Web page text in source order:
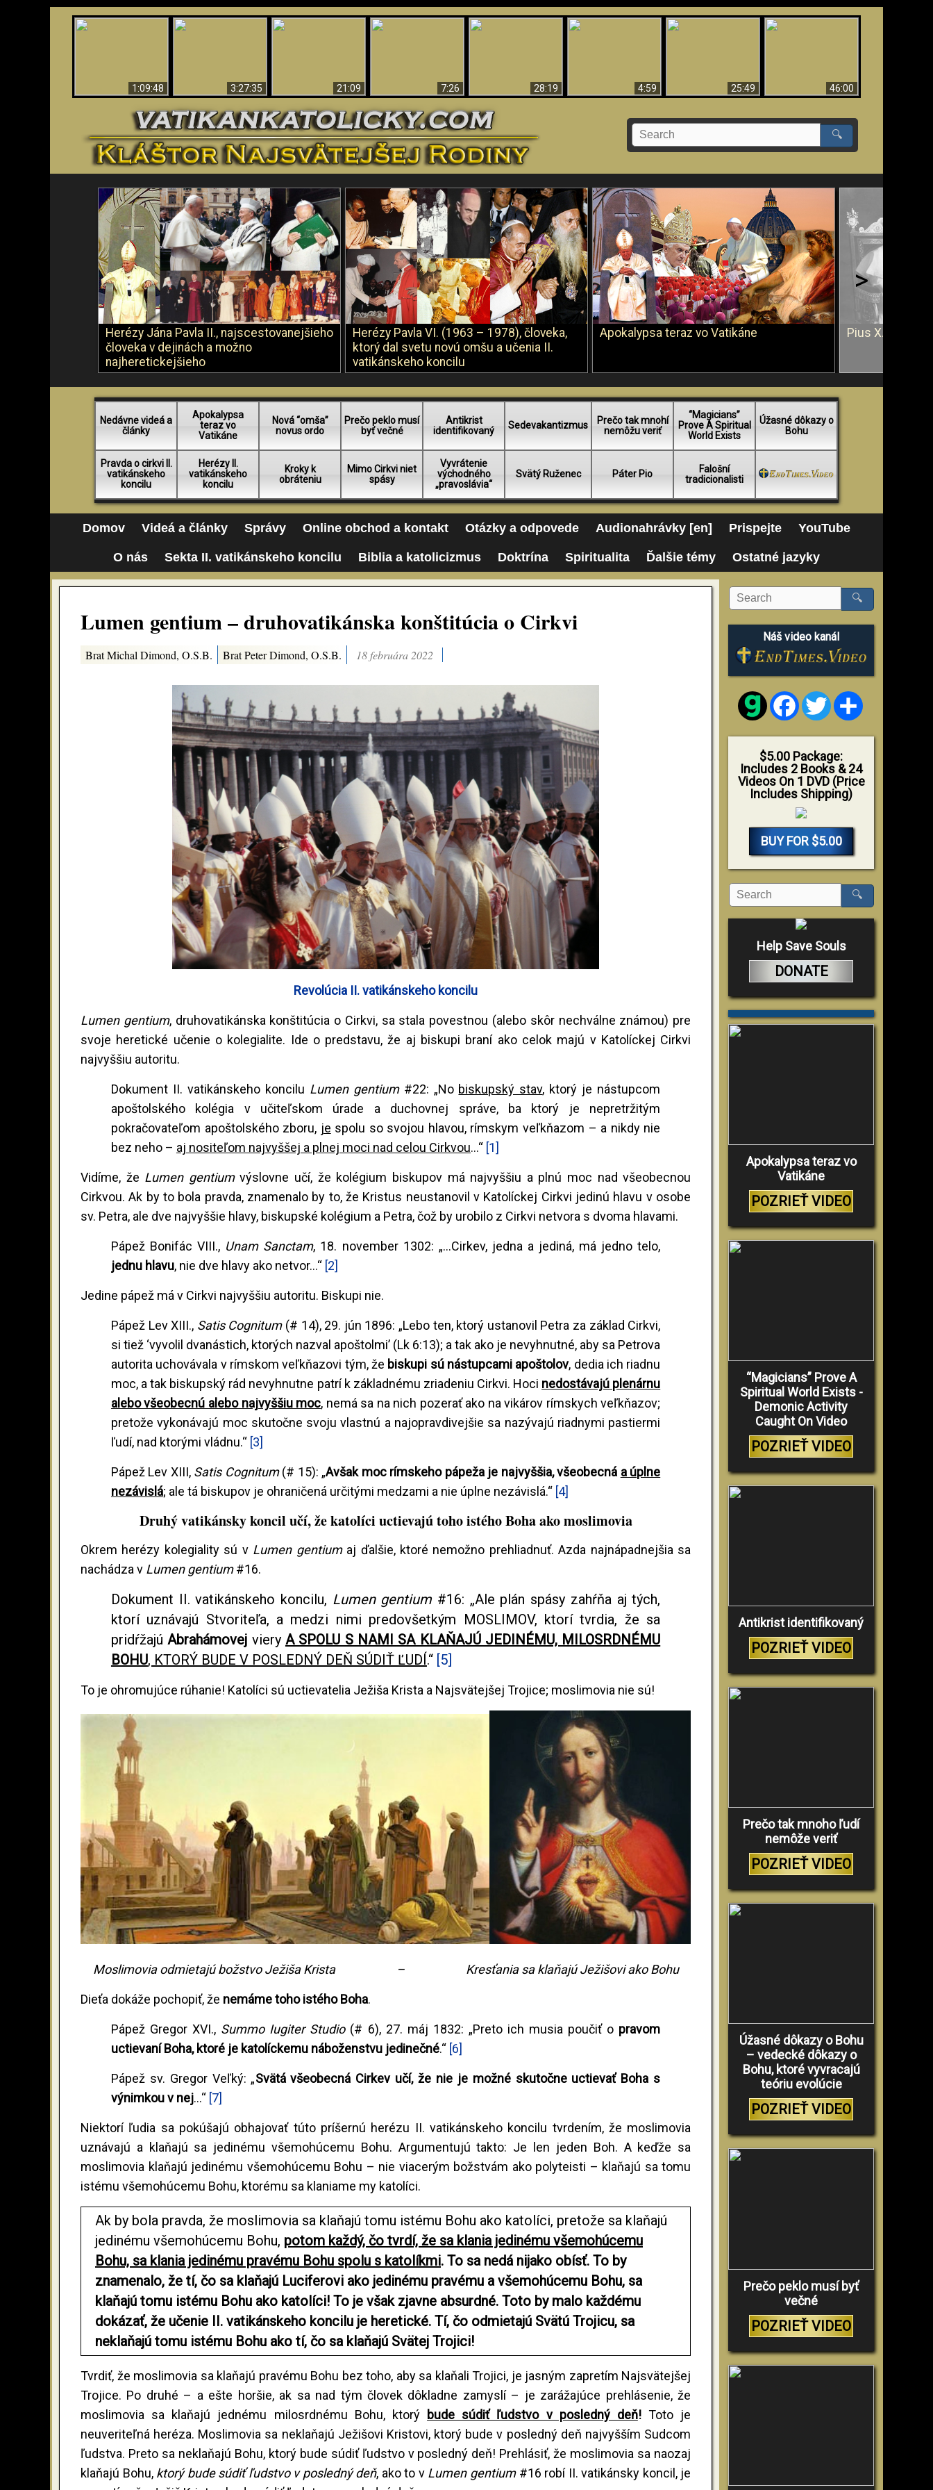
1:09:48 3:27:35
21:09
7:26 28:19
4:59
25:49 46:00
🔍
Herézy Jána Pavla II., najscestovanejšieho
človeka v dejinách a možno
najheretickejšieho
Herézy Pavla VI. (1963 – 1978), človeka,
ktorý dal svetu novú omšu a učenia II.
vatikánskeho koncilu
Apokalypsa teraz vo Vatikáne Pius X. vs. Ján
>
Nedávne videá a
články
Apokalypsa
teraz vo
Vatikáne
Nová “omša”
novus ordo
Prečo peklo musí
byť večné
Antikrist
identifikovaný
Sedevakantizmus
Prečo tak mnohí
nemôžu veriť
“Magicians”
Prove A Spiritual
World Exists
Úžasné dôkazy o
Bohu
Pravda o cirkvi II.
vatikánskeho
koncilu
Herézy II.
vatikánskeho
koncilu
Kroky k
obráteniu
Mimo Cirkvi niet
spásy
Vyvrátenie
východného
„pravoslávia“
Svätý Ruženec Páter Pio
Falošní
tradicionalisti
Domov Videá a články Správy Online obchod a kontakt Otázky a odpovede Audionahrávky [en] Prispejte YouTube
O nás Sekta II. vatikánskeho koncilu Biblia a katolicizmus Doktrína Spiritualita Ďalšie témy Ostatné jazyky
Lumen gentium – druhovatikánska konštitúcia o Cirkvi
Brat Michal Dimond, O.S.B. Brat Peter Dimond, O.S.B. 18 februára 2022
Revolúcia II. vatikánskeho koncilu
Lumen gentium, druhovatikánska konštitúcia o Cirkvi, sa stala povestnou (alebo skôr nechválne známou) pre
svoje heretické učenie o kolegialite. Ide o predstavu, že aj biskupi braní ako celok majú v Katolíckej Cirkvi
najvyššiu autoritu.
Dokument II. vatikánskeho koncilu Lumen gentium #22: „No biskupský stav, ktorý je nástupcom
apoštolského kolégia v učiteľskom úrade a duchovnej správe, ba ktorý je nepretržitým
pokračovateľom apoštolského zboru, je spolu so svojou hlavou, rímskym veľkňazom – a nikdy nie
bez neho – aj nositeľom najvyššej a plnej moci nad celou Cirkvou...“ [1]
Vidíme, že Lumen gentiumvýslovne učí, že kolégium biskupov má najvyššiu a plnú moc nad všeobecnou
Cirkvou. Ak by to bola pravda, znamenalo by to, že Kristus neustanovil v Katolíckej Cirkvi jedinú hlavu v osobe
sv. Petra, ale dve najvyššie hlavy, biskupské kolégium a Petra, čož by urobilo z Cirkvi netvora s dvoma hlavami.
Pápež Bonifác VIII., Unam Sanctam, 18. november 1302: „...Cirkev, jedna a jediná, má jedno telo,
jednu hlavu, nie dve hlavy ako netvor...“ [2]
Jedine pápež má v Cirkvi najvyššiu autoritu. Biskupi nie.
Pápež Lev XIII., Satis Cognitum (# 14), 29. jún 1896: „Lebo ten, ktorý ustanovil Petra za základ Cirkvi,
si tiež ‘vyvolil dvanástich, ktorých nazval apoštolmi’ (Lk 6:13); a tak ako je nevyhnutné, aby sa Petrova
autorita uchovávala v rímskom veľkňazovi tým, že biskupi sú nástupcami apoštolov, dedia ich riadnu
moc, a tak biskupský rád nevyhnutne patrí k základnému zriadeniu Cirkvi. Hoci nedostávajú plenárnu
alebo všeobecnú alebo najvyššiu moc, nemá sa na nich pozerať ako na vikárov rímskych veľkňazov;
pretože vykonávajú moc skutočne svoju vlastnú a najopravdivejšie sa nazývajú riadnymi pastiermi
ľudí, nad ktorými vládnu.“ [3]
Pápež Lev XIII, Satis Cognitum(# 15): „Avšak moc rímskeho pápeža je najvyššia, všeobecná a úplne
nezávislá; ale tá biskupov je ohraničená určitými medzami a nie úplne nezávislá.“ [4]
Druhý vatikánsky koncil učí, že katolíci uctievajú toho istého Boha ako moslimovia
Okrem herézy kolegiality sú v Lumen gentium aj ďalšie, ktoré nemožno prehliadnuť. Azda najnápadnejšia sa
nachádza v Lumen gentium#16.
Dokument II. vatikánskeho koncilu, Lumen gentium #16: „Ale plán spásy zahŕňa aj tých,
ktorí uznávajú Stvoriteľa, a medzi nimi predovšetkým MOSLIMOV, ktorí tvrdia, že sa
pridŕžajú Abrahámovej viery A SPOLU S NAMI SA KLAŇAJÚ JEDINÉMU, MILOSRDNÉMU
BOHU, KTORÝ BUDE V POSLEDNÝ DEŇ SÚDIŤ ĽUDÍ.“ [5]
To je ohromujúce rúhanie! Katolíci sú uctievatelia Ježiša Krista a Najsvätejšej Trojice; moslimovia nie sú!
Moslimovia odmietajú božstvo Ježiša Krista – Kresťania sa klaňajú Ježišovi ako Bohu
Dieťa dokáže pochopiť, že nemáme toho istého Boha.
Pápež Gregor XVI., Summo Iugiter Studio(# 6), 27. máj 1832: „Preto ich musia poučiť o pravom
uctievaní Boha, ktoré je katolíckemu náboženstvu jedinečné.“ [6]
Pápež sv. Gregor Veľký: „Svätá všeobecná Cirkev učí, že nie je možné skutočne uctievať Boha s
výnimkou v nej...“ [7]
Niektorí ľudia sa pokúšajú obhajovať túto príšernú herézu II. vatikánskeho koncilu tvrdením, že moslimovia
uznávajú a klaňajú sa jedinému všemohúcemu Bohu. Argumentujú takto: Je len jeden Boh. A keďže sa
moslimovia klaňajú jedinému všemohúcemu Bohu – nie viacerým božstvám ako polyteisti – klaňajú sa tomu
istému všemohúcemu Bohu, ktorému sa klaniame my katolíci.
Ak by bola pravda, že moslimovia sa klaňajú tomu istému Bohu ako katolíci, pretože sa klaňajú
jedinému všemohúcemu Bohu, potom každý, čo tvrdí, že sa klania jedinému všemohúcemu
Bohu, sa klania jedinému pravému Bohu spolu s katolíkmi. To sa nedá nijako obísť. To by
znamenalo, že tí, čo sa klaňajú Luciferovi ako jedinému pravému a všemohúcemu Bohu, sa
klaňajú tomu istému Bohu ako katolíci! To je však zjavne absurdné. Toto by malo každému
dokázať, že učenie II. vatikánskeho koncilu je heretické. Tí, čo odmietajú Svätú Trojicu, sa
neklaňajú tomu istému Bohu ako tí, čo sa klaňajú Svätej Trojici!
Tvrdiť, že moslimovia sa klaňajú pravému Bohu bez toho, aby sa klaňali Trojici, je jasným zapretím Najsvätejšej
Trojice. Po druhé – a ešte horšie, ak sa nad tým človek dôkladne zamyslí – je zarážajúce prehlásenie, že
moslimovia sa klaňajú jednému milosrdnému Bohu, ktorý
bude súdiť ľudstvo v posledný deň!Toto je
neuveriteľná heréza. Moslimovia sa neklaňajú Ježišovi Kristovi, ktorý bude v posledný deň najvyšším Sudcom
ľudstva. Preto sa neklaňajú Bohu, ktorý bude súdiť ľudstvo v posledný deň! Prehlásiť, že moslimovia sa naozaj
klaňajú Bohu, ktorý bude súdiť ľudstvo v posledný deň, ako to v Lumen gentium#16 robí II. vatikánsky koncil, je
🔍
Náš video kanál
FacebookTwitter
$5.00 Package:
Includes 2 Books & 24
Videos On 1 DVD (Price
Includes Shipping)
BUY FOR $5.00
🔍
Help Save Souls
DONATE
Apokalypsa teraz vo
Vatikáne
POZRIEŤ VIDEO
“Magicians” Prove A
Spiritual World Exists -
Demonic Activity
Caught On Video
POZRIEŤ VIDEO
Antikrist identifikovaný
POZRIEŤ VIDEO
Prečo tak mnoho ľudí
nemôže veriť
POZRIEŤ VIDEO
Úžasné dôkazy o Bohu
– vedecké dôkazy o
Bohu, ktoré vyvracajú
teóriu evolúcie
POZRIEŤ VIDEO
Prečo peklo musí byť
večné
POZRIEŤ VIDEO